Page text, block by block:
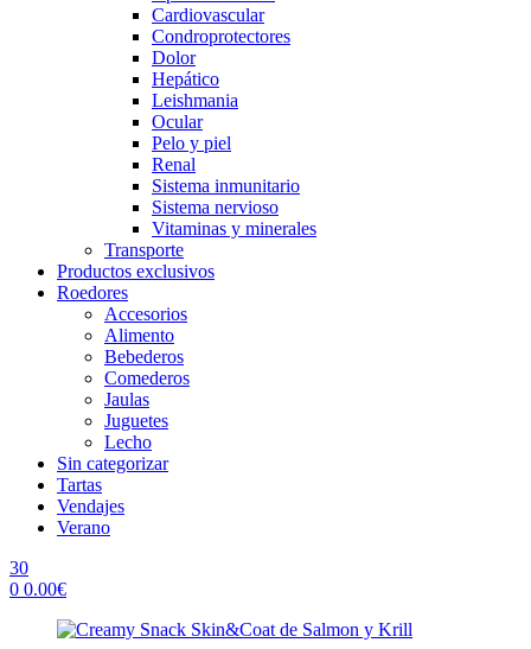
Cardiovascular
Condroprotectores
Dolor
Hepático
Leishmania
Ocular
Pelo y piel
Renal
Sistema inmunitario
Sistema nervioso
Vitaminas y minerales
Transporte
Productos exclusivos
Roedores
Accesorios
Alimento
Bebederos
Comederos
Jaulas
Juguetes
Lecho
Sin categorizar
Tartas
Vendajes
Verano
30
0 0.00€